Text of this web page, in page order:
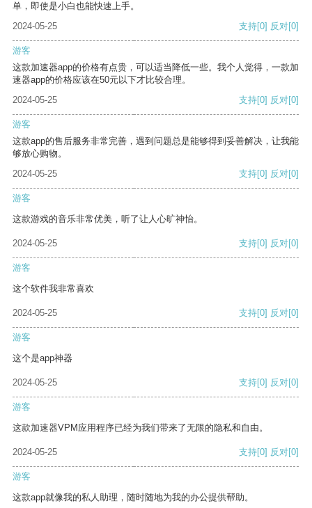
单，即使是小白也能快速上手。
2024-05-25
支持[0] 反对[0]
游客
这款加速器app的价格有点贵，可以适当降低一些。我个人觉得，一款加
速器app的价格应该在50元以下才比较合理。
2024-05-25
支持[0] 反对[0]
游客
这款app的售后服务非常完善，遇到问题总是能够得到妥善解决，让我能
够放心购物。
2024-05-25
支持[0] 反对[0]
游客
这款游戏的音乐非常优美，听了让人心旷神怡。
2024-05-25 支持[0] 反对[0]
游客
这个软件我非常喜欢
2024-05-25 支持[0] 反对[0]
游客
这个是app神器
2024-05-25 支持[0] 反对[0]
游客
这款加速器VPM应用程序已经为我们带来了无限的隐私和自由。
2024-05-25 支持[0] 反对[0]
游客
这款app就像我的私人助理，随时随地为我的办公提供帮助。